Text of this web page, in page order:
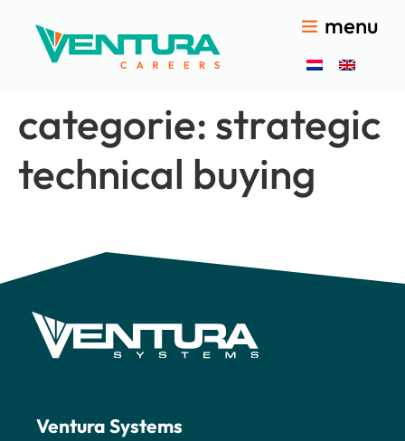
menu
categorie: strategic
technical buying
Ventura Systems